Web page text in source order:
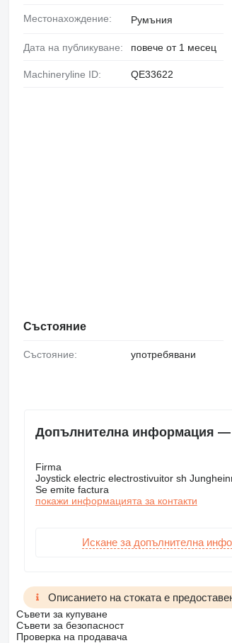
Местонахождение: Румъния
Дата на публикуване: повече от 1 месец
Machineryline ID: QE33622
Състояние
Състояние: употребявани
Допълнителна информация —
Firma
Joystick electric electrostivuitor sh
Se emite factura
покажи информацията за контакти
Искане за допълнителна
Описанието на стоката е
Съвети за купуване
Съвети за безопасност
Проверка на продавача